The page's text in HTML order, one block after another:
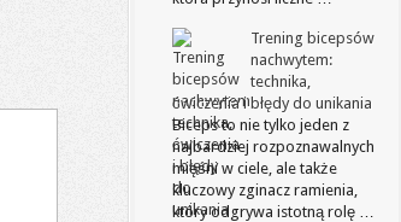
Trening bicepsów
nachwytem:
technika,
ćwiczenia i błędy do unikania
Biceps to nie tylko jeden z
najbardziej rozpoznawalnych
mięśni w ciele, ale także
kluczowy zginacz ramienia,
który odgrywa istotną rolę …